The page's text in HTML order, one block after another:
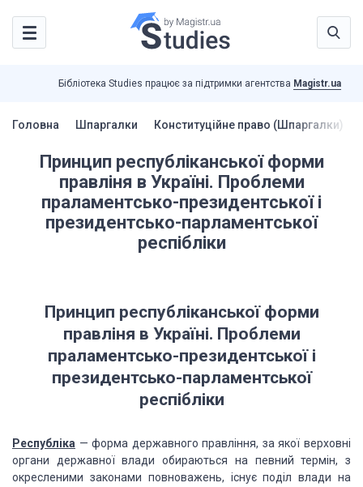
Бібліотека Studies працює за підтримки агентства Magistr.ua
Головна Шпаргалки Конституційне право (Шпаргалки)
Принцип республіканської форми
правліня в Україні. Проблеми
праламентсько-президентської і
президентсько-парламентської
респібліки
Принцип республіканської форми
правліня в Україні. Проблеми
праламентсько-президентської і
президентсько-парламентської
респібліки
Республіка — форма державного правління, за якої верховні
органи державної влади обираються на певний термін, з
окресленими законами повноважень, існує поділ влади на